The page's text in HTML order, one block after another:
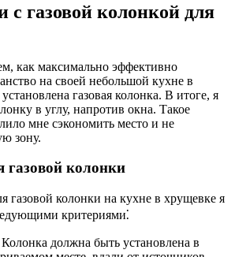
с газовой колонкой для
как максимально эффективно
на своей небольшой кухне в
газовая колонка. В итоге, я
в углу, напротив окна. Такое
мне сэкономить место и не
зону.
газовой колонки
газовой колонки на кухне в хрущевке я
критериями⁚
Колонка должна быть установлена в